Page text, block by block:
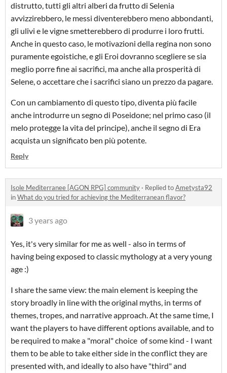
distrutto, tutti gli altri alberi da frutto di Selenia
avvizzirebbero, le messi diventerebbero meno abbondanti,
gli ulivi e le vigne smetterebbero di produrre i loro frutti.
Anche in questo caso, le motivazioni della regina non sono
puramente egoistiche, e gli Eroi dovranno scegliere se sia
meglio porre fine ai sacrifici, ma anche alla prosperità di
Selene, o accettare che i sacrifici siano un prezzo da pagare.
Con un cambiamento di questo tipo, diventa più facile
anche introdurre un segno di Poseidone; nel primo caso (il
melo protegge la vita del principe), anche il segno di Era
acquista un significato ben più potente.
Reply
Isole Mediterranee [AGON RPG] community · Replied toAmetysta92
inWhat do you tried for achieving the Mediterranean flavor?
3 years ago
Yes, it's very similar for me as well - also in terms of
having being exposed to classic mythology at a very young
age :)
I share the same view: the main element is keeping the
story broadly in line with the original myths, in terms of
themes, tropes, and narrative approach. At the same time, I
want the players to have different options available, and to
be required to make a "moral" choice of some kind - I want
them to be able to take either side in the conflict they are
presented with, and ideally to also have "third" and